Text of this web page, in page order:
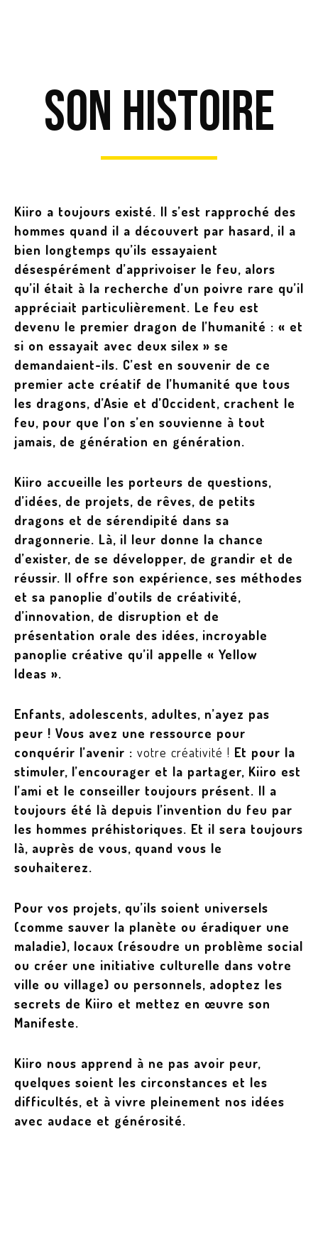
Son histoire
Kiiro a toujours existé. Il s’est rapproché des
hommes quand il a découvert par hasard, il a
bien longtemps qu’ils essayaient
désespérément d’apprivoiser le feu, alors
qu’il était à la recherche d’un poivre rare qu’il
appréciait particulièrement. Le feu est
devenu le premier dragon de l’humanité : « et
si on essayait avec deux silex » se
demandaient-ils. C’est en souvenir de ce
premier acte créatif de l’humanité que tous
les dragons, d’Asie et d’Occident, crachent le
feu, pour que l’on s’en souvienne à tout
jamais, de génération en génération.
Kiiro accueille les porteurs de questions,
d’idées, de projets, de rêves, de petits
dragons et de sérendipité dans sa
dragonnerie. Là, il leur donne la chance
d’exister, de se développer, de grandir et de
réussir. Il offre son expérience, ses méthodes
et sa panoplie d’outils de créativité,
d’innovation, de disruption et de
présentation orale des idées, incroyable
panoplie créative qu’il appelle « Yellow
Ideas ».
Enfants, adolescents, adultes, n’ayez pas
peur ! Vous avez une ressource pour
conquérir l’avenir : votre créativité ! Et pour la
stimuler, l’encourager et la partager, Kiiro est
l’ami et le conseiller toujours présent. Il a
toujours été là depuis l’invention du feu par
les hommes préhistoriques. Et il sera toujours
là, auprès de vous, quand vous le
souhaiterez.
Pour vos projets, qu’ils soient universels
(comme sauver la planète ou éradiquer une
maladie), locaux (résoudre un problème social
ou créer une initiative culturelle dans votre
ville ou village) ou personnels, adoptez les
secrets de Kiiro et mettez en œuvre son
Manifeste.
Kiiro nous apprend à ne pas avoir peur,
quelques soient les circonstances et les
difficultés, et à vivre pleinement nos idées
avec audace et générosité.